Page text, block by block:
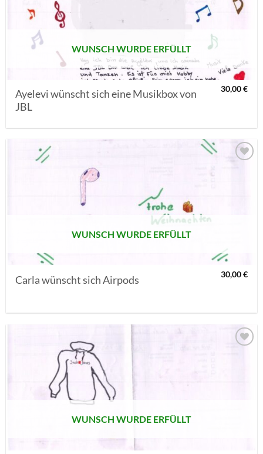
SETZEN
WUNSCH WURDE ERFÜLLT
Ayelevi wünscht sich eine Musikbox von
JBL
30,00€
WUNSCH WURDE ERFÜLLT
Carla wünscht sich Airpods 30,00€
WUNSCH WURDE ERFÜLLT